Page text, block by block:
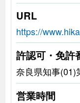
URL
https://
許認可・免許
奈良県知事(01)
営業時間